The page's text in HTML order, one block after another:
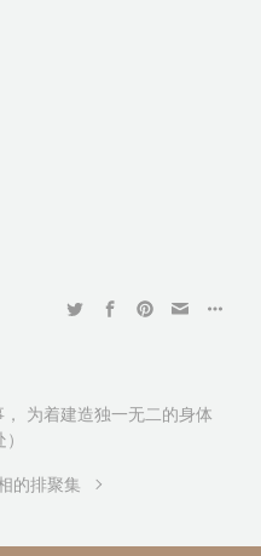
为着建造独一无二的身体
的排聚集